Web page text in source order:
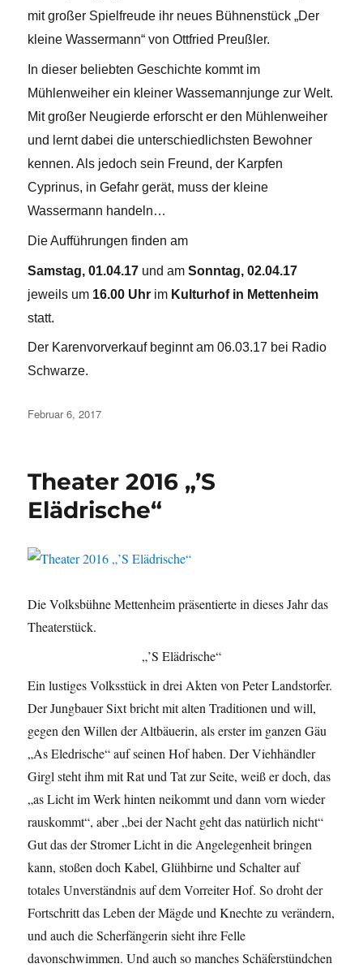
mit großer Spielfreude ihr neues Bühnenstück „Der
kleine Wassermann“ von Ottfried Preußler.
In dieser beliebten Geschichte kommt im
Mühlenweiher ein kleiner Wassemannjunge zur Welt.
Mit großer Neugierde erforscht er den Mühlenweiher
und lernt dabei die unterschiedlichsten Bewohner
kennen. Als jedoch sein Freund, der Karpfen
Cyprinus, in Gefahr gerät, muss der kleine
Wassermann handeln…
Die Aufführungen finden am
Samstag, 01.04.17 und amSonntag, 02.04.17
jeweils um 16.00 Uhr im Kulturhof in Mettenheim
statt.
Der Karenvorverkauf beginnt am 06.03.17 bei Radio
Schwarze.
Veröffentlicht
Februar 6, 2017
Theater 2016 „’S
Elädrische“
Die Volksbühne Mettenheim präsentierte in dieses Jahr das
Theaterstück.
„’S Elädrische“
Ein lustiges Volksstück in drei Akten von Peter Landstorfer.
Der Jungbauer Sixt bricht mit alten Traditionen und will,
gegen den Willen der Altbäuerin, als erster im ganzen Gäu
„As Eledrische“ auf seinen Hof haben. Der Viehhändler
Girgl steht ihm mit Rat und Tat zur Seite, weiß er doch, das
„as Licht im Werk hinten neikommt und dann vorn wieder
rauskommt“, aber „bei der Nacht geht das natürlich nicht“
Gut das der Stromer Licht in die Angelegenheit bringen
kann, stoßen doch Kabel, Glühbirne und Schalter auf
totales Unverständnis auf dem Vorreiter Hof. So droht der
Fortschritt das Leben der Mägde und Knechte zu verändern,
und auch die Scherfängerin sieht ihre Felle
davonschwimmen. Und auch so manches Schäferstündchen